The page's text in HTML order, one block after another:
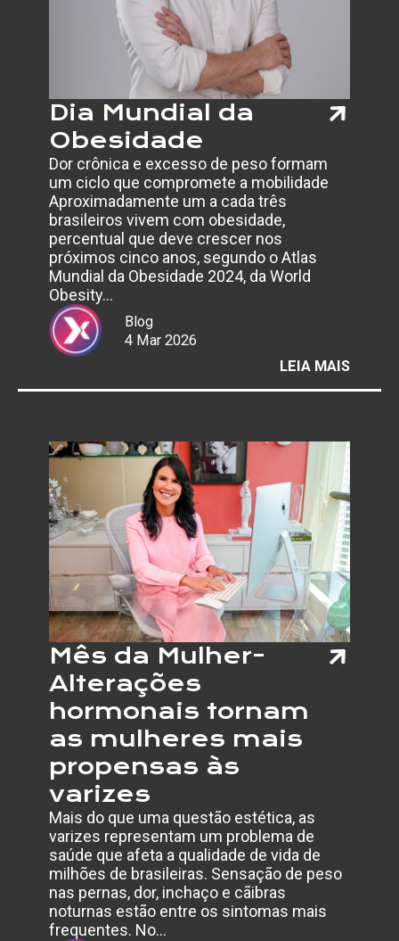
Dia Mundial da
Obesidade
Dor crônica e excesso de peso formam
um ciclo que compromete a mobilidade
Aproximadamente um a cada três
brasileiros vivem com obesidade,
percentual que deve crescer nos
próximos cinco anos, segundo o Atlas
Mundial da Obesidade 2024, da World
Obesity…
Blog
4 Mar 2026
LEIA MAIS:
Mês da Mulher-
Alterações
hormonais tornam
as mulheres mais
propensas às
varizes
Mais do que uma questão estética, as
varizes representam um problema de
saúde que afeta a qualidade de vida de
milhões de brasileiras. Sensação de peso
nas pernas, dor, inchaço e cãibras
noturnas estão entre os sintomas mais
frequentes. No…